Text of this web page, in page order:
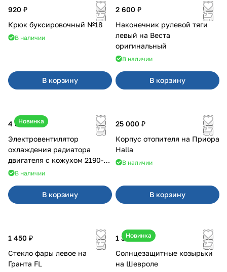
920 ₽
Крюк буксировочный №18
В наличии
В корзину
2 600 ₽
Наконечник рулевой тяги
левый на Веста
оригинальный
В наличии
В корзину
Новинка
4 550 ₽
Электровентилятор
охлаждения радиатора
двигателя с кожухом 2190-
2194 н/о с кондиционером
В наличии
В корзину
25 000 ₽
Корпус отопителя на Приора
Halla
В наличии
В корзину
1 450 ₽
Стекло фары левое на
Гранта FL
Новинка
1 350 ₽
Солнцезащитные козырьки
на Шевроле